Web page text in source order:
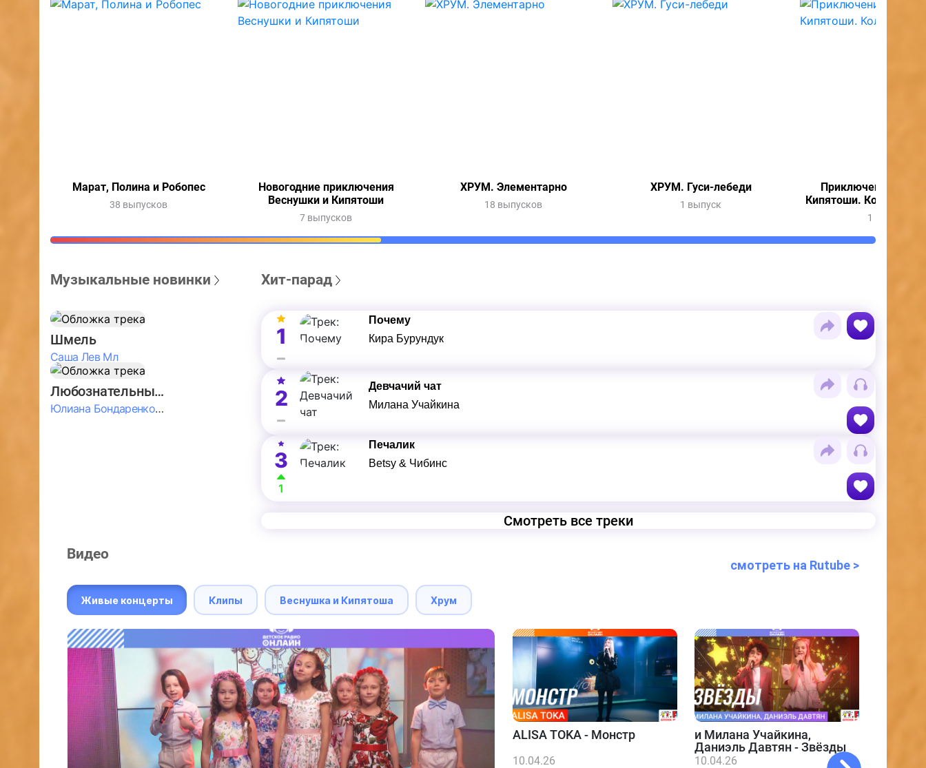
Марат, Полина и Робопес
38 выпусков
Новогодние приключения
Веснушки и Кипятоши
7 выпусков
ХРУМ. Элементарно
18 выпусков
ХРУМ. Гуси-лебеди
1 выпуск
Приключения
Кипятоши. Колдунья
1 выпуск
Музыкальные новинки
Шмель
Саша Лев Мл
Любознательные Дети
Юлиана Бондаренко & Амелия Колпакова & Егор Егоров & Валерия Шевченко & Ксюша Косичкина
Хит-парад
1
Почему
Кира Бурундук
2
Девчачий чат
Милана Учайкина
3
1
Печалик
Betsy & Чибинс
Смотреть все треки
Видео
смотреть на Rutube >
Живые концерты Клипы Веснушка и Кипятоша Хрум
ALISA TOKA - Монстр
10.04.26
и Милана Учайкина,
Даниэль Давтян - Звёзды
10.04.26